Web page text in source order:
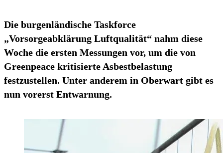
Die burgenländische Taskforce
„Vorsorgeabklärung Luftqualität“ nahm diese
Woche die ersten Messungen vor, um die von
Greenpeace kritisierte Asbestbelastung
festzustellen. Unter anderem in Oberwart gibt es
nun vorerst Entwarnung.